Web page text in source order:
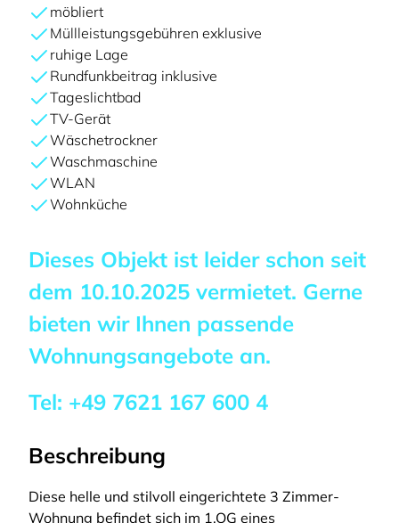
möbliert
Müllleistungsgebühren exklusive
ruhige Lage
Rundfunkbeitrag inklusive
Tageslichtbad
TV-Gerät
Wäschetrockner
Waschmaschine
WLAN
Wohnküche
Dieses Objekt ist leider schon seit
dem 10.10.2025 vermietet. Gerne
bieten wir Ihnen passende
Wohnungsangebote an.
Tel: +49 7621 167 600 4
Beschreibung
Diese helle und stilvoll eingerichtete 3 Zimmer-
Wohnung befindet sich im 1.OG eines